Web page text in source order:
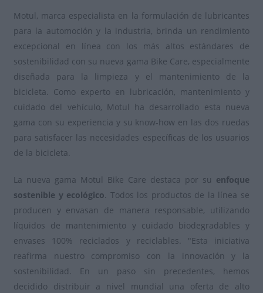
Motul, marca especialista en la formulación de lubricantes
para la automoción y la industria, brinda un rendimiento
excepcional en línea con los más altos estándares de
sostenibilidad con su nueva gama Bike Care, especialmente
diseñada para la limpieza y el mantenimiento de la
bicicleta. Como experto en lubricación, mantenimiento y
cuidado del vehículo, Motul ha desarrollado esta nueva
gama con su experiencia y su know-how en las dos ruedas
para satisfacer las necesidades específicas de los usuarios
de la bicicleta.
La nueva gama Motul Bike Care destaca por su enfoque
sostenible y ecológico. Todos los productos de la línea se
producen y envasan de manera responsable, utilizando
líquidos de mantenimiento y cuidado biodegradables y
envases 100% reciclados y reciclables. "Esta iniciativa
reafirma nuestro compromiso con la innovación y la
sostenibilidad. En un paso sin precedentes, hemos
decidido distribuir a nivel mundial una oferta de alto